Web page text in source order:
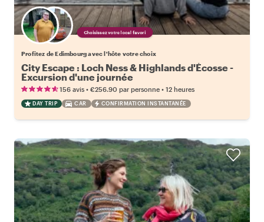
Choisissez votre local favori
Profitez de Edimbourg avec l'hôte votre choix
City Escape : Loch Ness & Highlands d'Écosse -
Excursion d'une journée
156 avis • €256.90 par personne • 12 heures
DAY TRIP CAR CONFIRMATION INSTANTANÉE